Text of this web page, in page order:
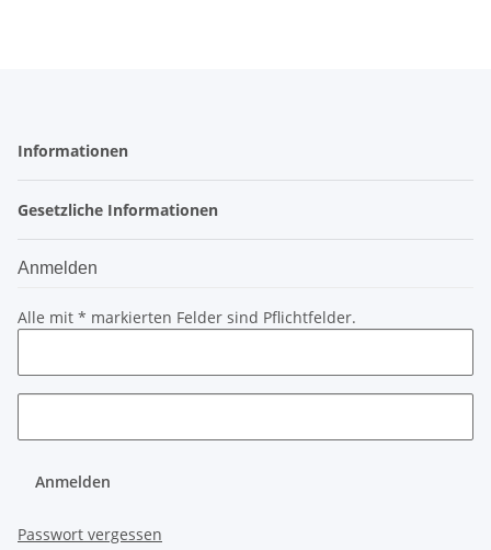
Informationen
Gesetzliche Informationen
Anmelden
Alle mit * markierten Felder sind Pflichtfelder.
Anmelden
Passwort vergessen